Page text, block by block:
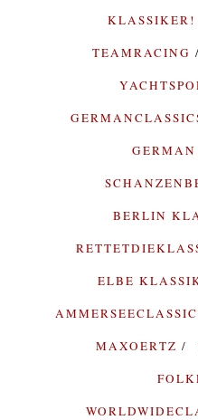
KLASSIKER!
TEAMRACING
BERLIN
ELBE
MAXOERTZ